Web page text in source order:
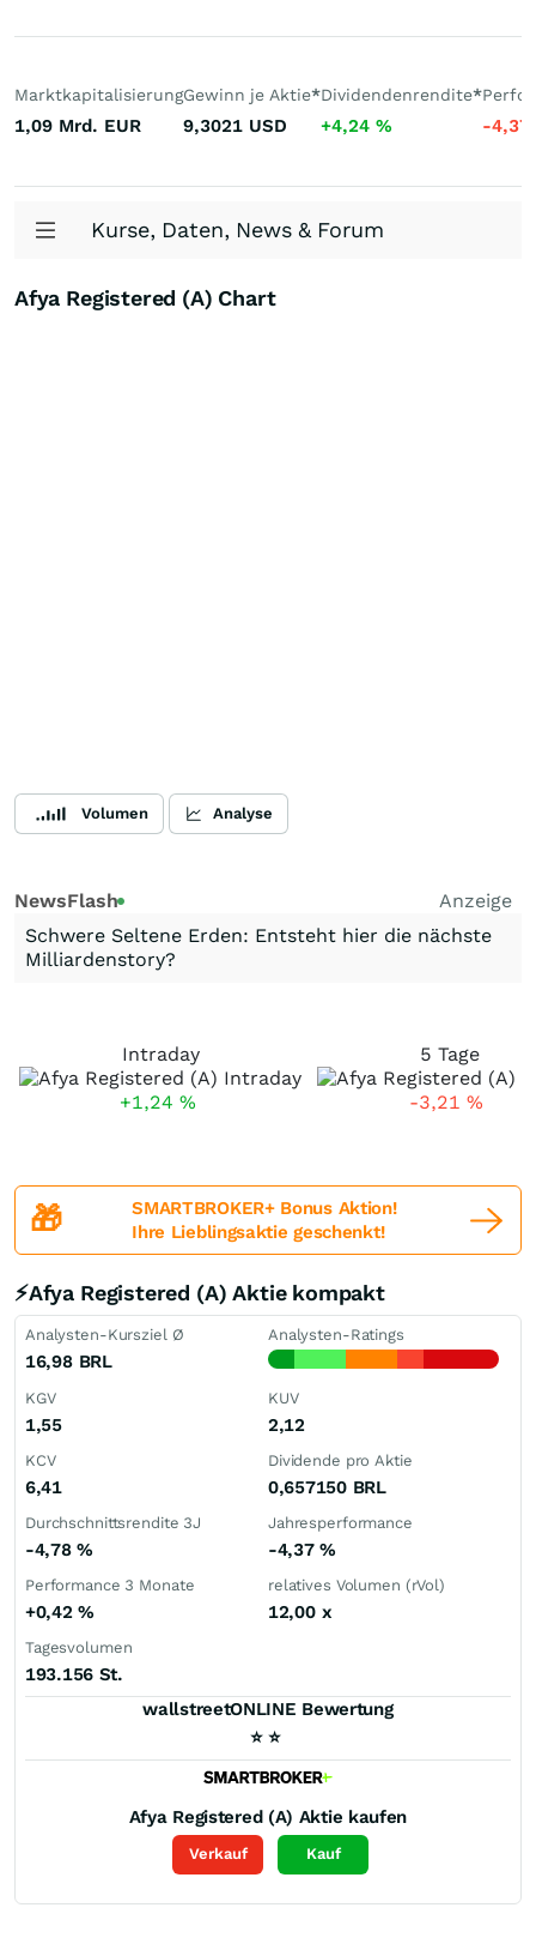
Marktkapitalisierung
1,09 Mrd. EUR
Gewinn je Aktie*
9,3021 USD
Dividendenrendite*
+4,24 % -4,37
Kurse, Daten, News & Forum
Afya Registered (A) Chart
Volumen Analyse
NewsFlash
Anzeige
Schwere Seltene Erden: Entsteht hier die nächste
Milliardenstory?
Intraday
+1,24 %
5 Tage
-3,21 %
🎁
SMARTBROKER+ Bonus Aktion!
Ihre Lieblingsaktie geschenkt!
⚡Afya Registered (A) Aktie kompakt
Analysten-Kursziel Ø
16,98 BRL
Analysten-Ratings
KGV
1,55
KUV
2,12
KCV
6,41
Dividende pro Aktie
0,657150 BRL
Durchschnittsrendite 3J
-4,78%
Jahresperformance
-4,37%
Performance 3 Monate
+0,42%
relatives Volumen (rVol)
12,00 x
Tagesvolumen
193.156 St.
wallstreetONLINE Bewertung
⭐ ⭐
Afya Registered (A) Aktie kaufen
Verkauf Kauf